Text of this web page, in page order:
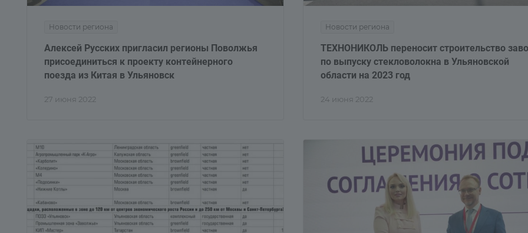
Новости региона
27 июня 2022
Алексей Русских пригласил регионы Поволжья
присоединиться к проекту контейнерного
поезда из Китая в Ульяновск
Новости региона
24 июня 2022
ТЕХНОНИКОЛЬ переносит строительство
по выпуску стекловолокна в Ульяновской
области на 2023 год